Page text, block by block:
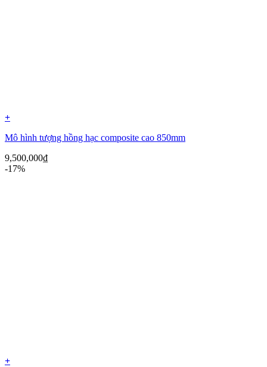
+
Mô hình tượng hồng hạc composite cao 850mm
9,500,000₫
-17%
+